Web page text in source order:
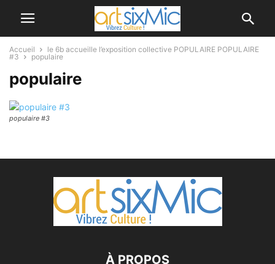
Accueil
le 6b accueille l’exposition collective POPULAIRE POPULAIRE
#3
populaire
populaire
populaire #3
À PROPOS